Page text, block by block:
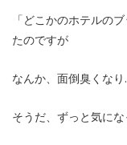
「どこかのホテルの
たのですが
なんか、面倒臭くな
そうだ、ずっと気に